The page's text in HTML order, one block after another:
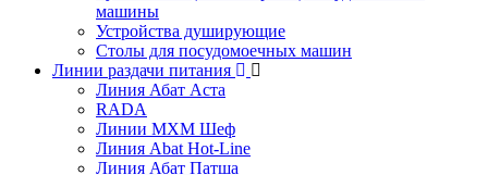
машины
Устройства душирующие
Столы для посудомоечных машин
Линии раздачи питания
Линия Абат Аста
RADA
Линии МХМ Шеф
Линия Abat Hot-Line
Линия Абат Патша